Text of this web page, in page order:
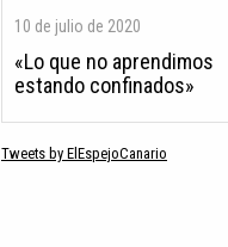
10 de julio de 2020
«Lo que no aprendimos
estando confinados»
Tweets by ElEspejoCanario